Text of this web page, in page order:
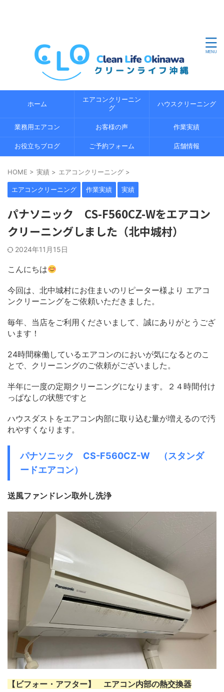
ホーム
エアコンクリーニン
グ
ハウスクリーニング
業務用エアコン お客様の声 作業実績
お役立ちブログ ご予約フォーム 店舗情報
HOME > 実績 > エアコンクリーニング >
エアコンクリーニング 作業実績 実績
パナソニック CS-F560CZ-Wをエアコン
クリーニングしました（北中城村）
2024年11月15日
こんにちは
今回は、北中城村にお住まいのリピーター様より エアコ
ンクリーニングをご依頼いただきました。
毎年、当店をご利用くださいまして、誠にありがとうござ
います！
24時間稼働しているエアコンのにおいが気になるとのこ
とで、クリーニングのご依頼がございました。
半年に一度の定期クリーニングになります。２４時間付け
っぱなしの状態ですと
ハウスダストをエアコン内部に取り込む量が増えるので汚
れやすくなります。
パナソニック CS-F560CZ-W （スタンダ
ードエアコン）
送風ファンドレン取外し洗浄
【ビフォー・アフター】 エアコン内部の熱交換器